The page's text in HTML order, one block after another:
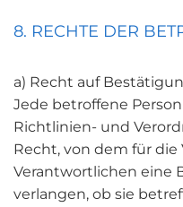
8. RECHTE DER
a) Recht auf
Jede betroffene
Richtlinien- und
Recht, von dem für die
Verantwortlichen eine
verlangen, ob sie